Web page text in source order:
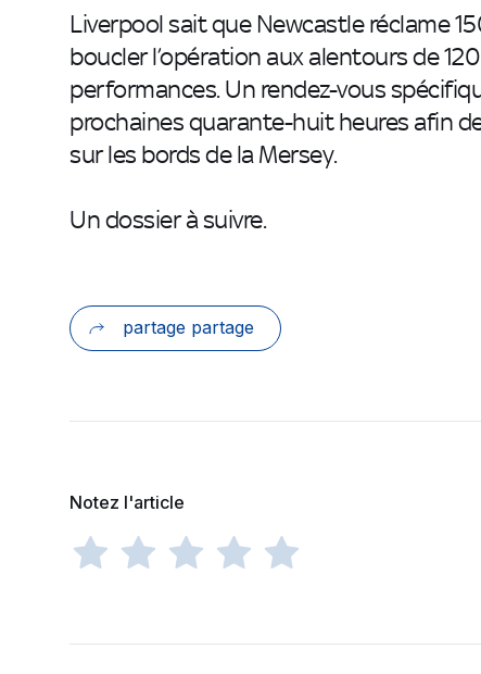
Liverpool sait que Newcastle réclame
boucler l’opération aux alentours de
performances. Un rendez-vous
prochaines quarante-huit heures afin
sur les bords de la Mersey.
Un dossier à suivre.
partage partage
Notez l'article